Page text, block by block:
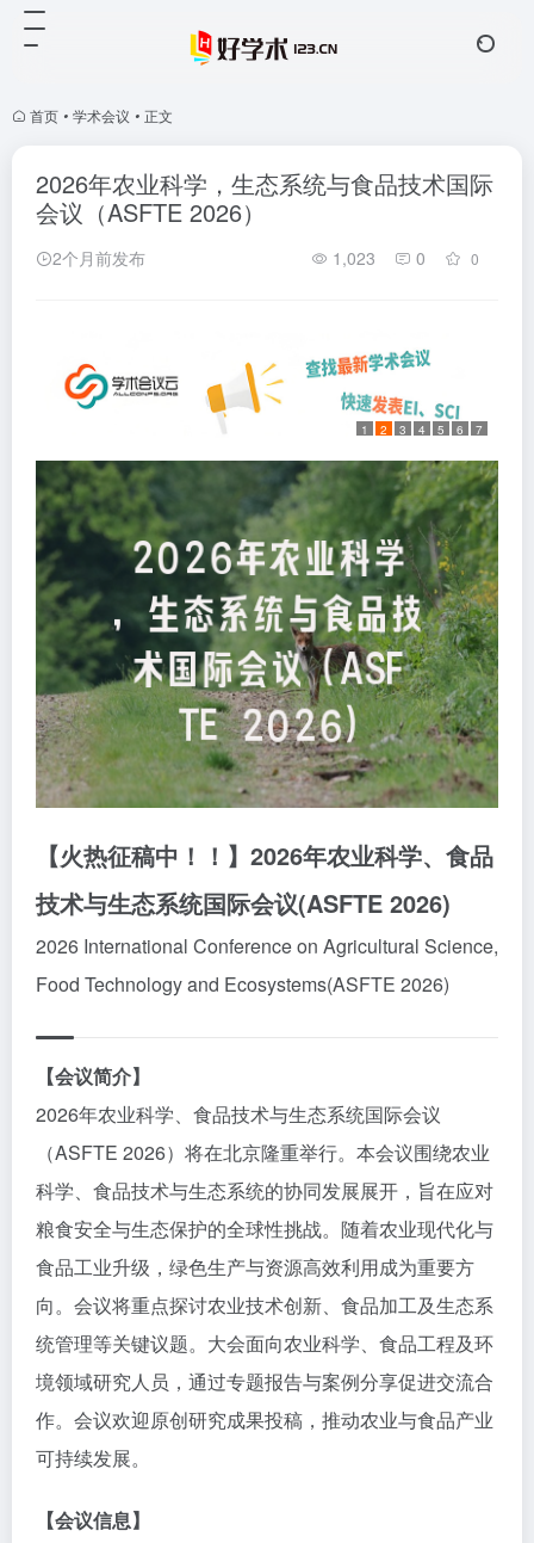
首页 • 学术会议 • 正文
2026年农业科学，生态系统与食品技术国际
会议（ASFTE 2026）
2个月前发布 1,023 0 0
1 2 3 4 5 6 7
【火热征稿中！！】2026年农业科学、食品
技术与生态系统国际会议(ASFTE 2026)
2026 International Conference on Agricultural Science,
Food Technology and Ecosystems(ASFTE 2026)
【会议简介】
2026年农业科学、食品技术与生态系统国际会议
（ASFTE 2026）将在北京隆重举行。本会议围绕农业
科学、食品技术与生态系统的协同发展展开，旨在应对
粮食安全与生态保护的全球性挑战。随着农业现代化与
食品工业升级，绿色生产与资源高效利用成为重要方
向。会议将重点探讨农业技术创新、食品加工及生态系
统管理等关键议题。大会面向农业科学、食品工程及环
境领域研究人员，通过专题报告与案例分享促进交流合
作。会议欢迎原创研究成果投稿，推动农业与食品产业
可持续发展。
【会议信息】